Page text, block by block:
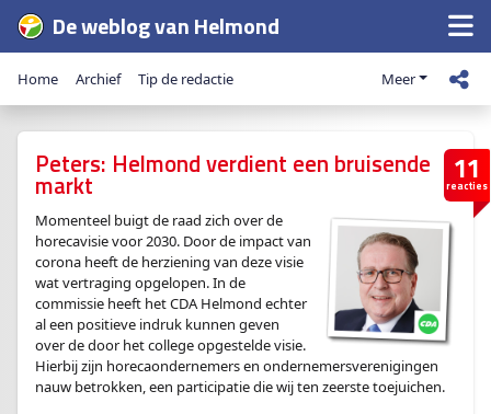
De weblog van Helmond
Home Archief Tip de redactie Meer
11
reacties
Peters: Helmond verdient een bruisende
markt
Momenteel buigt de raad zich over de
horecavisie voor 2030. Door de impact van
corona heeft de herziening van deze visie
wat vertraging opgelopen. In de
commissie heeft het CDA Helmond echter
al een positieve indruk kunnen geven
over de door het college opgestelde visie.
Hierbij zijn horecaondernemers en ondernemersverenigingen
nauw betrokken, een participatie die wij ten zeerste toejuichen.